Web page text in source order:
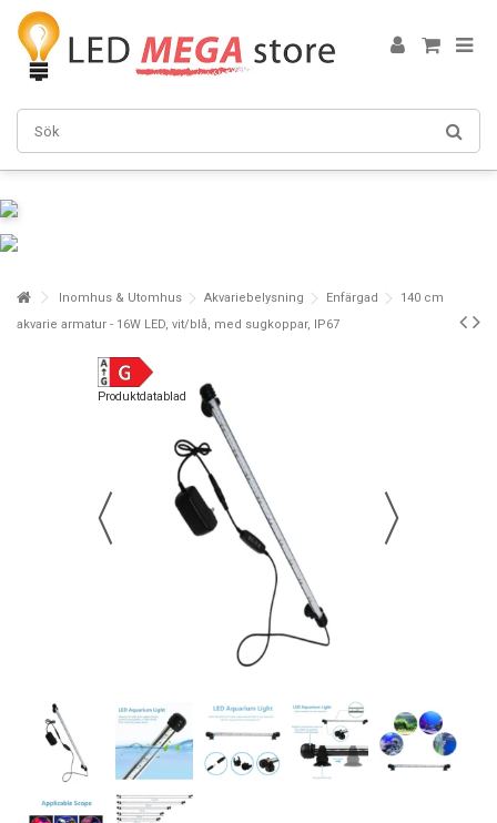
Inomhus & Utomhus Akvariebelysning Enfärgad
140 cm
akvarie armatur - 16W LED, vit/blå, med sugkoppar, IP67
Produktdatablad